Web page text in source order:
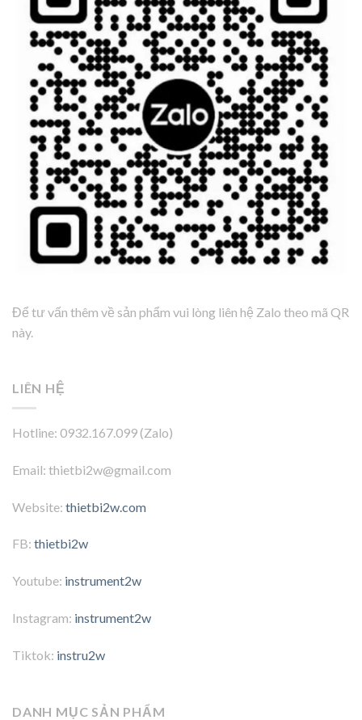
Để tư vấn thêm về sản phẩm vui lòng liên hệ Zalo theo mã QR
này.
LIÊN HỆ
Hotline: 0932.167.099 (Zalo)
Email: thietbi2w@gmail.com
Website: thietbi2w.com
FB: thietbi2w
Youtube: instrument2w
Instagram: instrument2w
Tiktok: instru2w
DANH MỤC SẢN PHẨM